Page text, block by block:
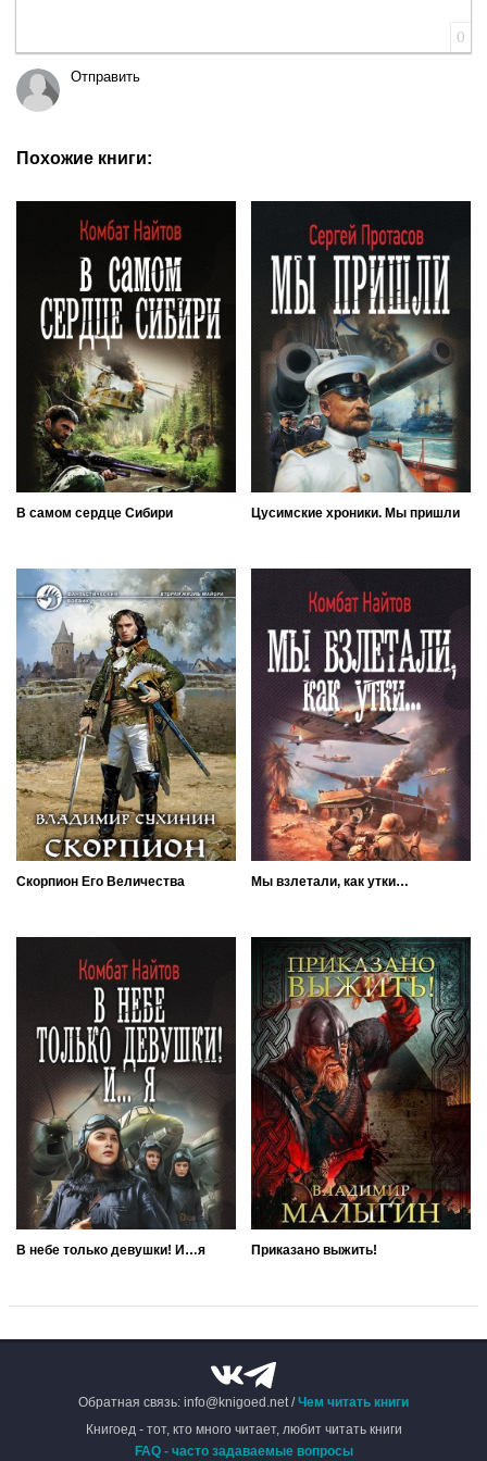
0
Отправить
Похожие книги:
В самом сердце Сибири Цусимские хроники. Мы пришли
Скорпион Его Величества Мы взлетали, как утки…
В небе только девушки! И…я Приказано выжить!
Обратная связь: info@knigoed.net /Чем читать книги
Книгоед - тот, кто много читает, любит читать книги
FAQ - часто задаваемые вопросы